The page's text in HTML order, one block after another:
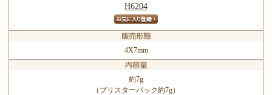
H6204
4X7mm
約7g
（ブリスターパック約7g）